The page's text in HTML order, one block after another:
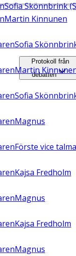
Sofia Skönnbrink
Martin Kinnunen
Sofia
Martin
Sofia
Magnus
Förste vice
Kajsa Fredholm
Magnus
Kajsa Fredholm
Magnus
Protokoll från
debatten